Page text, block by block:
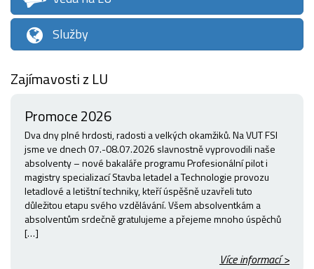
Služby
Zajímavosti z LU
Promoce 2026
Dva dny plné hrdosti, radosti a velkých okamžiků. Na VUT FSI
jsme ve dnech 07.-08.07.2026 slavnostně vyprovodili naše
absolventy – nové bakaláře programu Profesionální pilot i
magistry specializací Stavba letadel a Technologie provozu
letadlové a letištní techniky, kteří úspěšně uzavřeli tuto
důležitou etapu svého vzdělávání. Všem absolventkám a
absolventům srdečně gratulujeme a přejeme mnoho úspěchů
[…]
Více informací >